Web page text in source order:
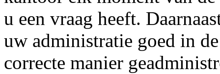
u een vraag heeft.
uw administratie goed in
correcte manier